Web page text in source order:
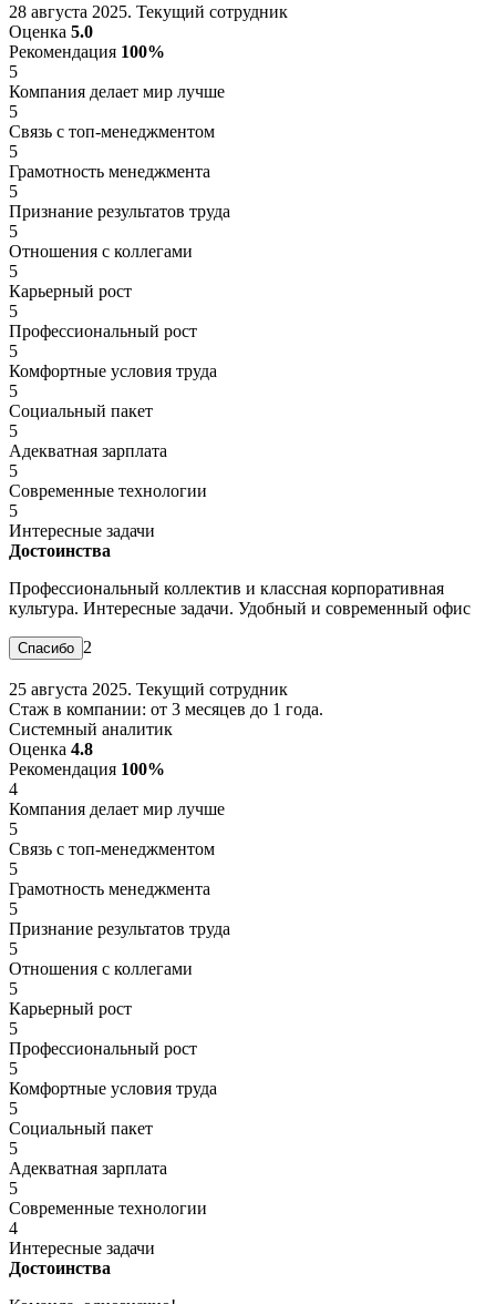
28 августа 2025. Текущий сотрудник
Оценка 5.0
Рекомендация 100%
5
Компания делает мир лучше
5
Связь с топ-менеджментом
5
Грамотность менеджмента
5
Признание результатов труда
5
Отношения с коллегами
5
Карьерный рост
5
Профессиональный рост
5
Комфортные условия труда
5
Социальный пакет
5
Адекватная зарплата
5
Современные технологии
5
Интересные задачи
Достоинства
Профессиональный коллектив и классная корпоративная
культура. Интересные задачи. Удобный и современный офис
2
25 августа 2025. Текущий сотрудник
Стаж в компании: от 3 месяцев до 1 года.
Системный аналитик
Оценка 4.8
Рекомендация 100%
4
Компания делает мир лучше
5
Связь с топ-менеджментом
5
Грамотность менеджмента
5
Признание результатов труда
5
Отношения с коллегами
5
Карьерный рост
5
Профессиональный рост
5
Комфортные условия труда
5
Социальный пакет
5
Адекватная зарплата
5
Современные технологии
4
Интересные задачи
Достоинства